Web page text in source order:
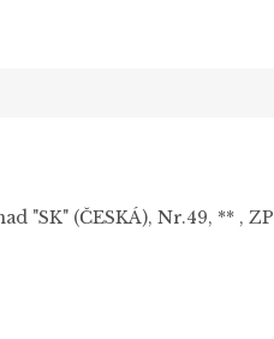
"SK" (ČESKÁ), Nr.49, ** ,